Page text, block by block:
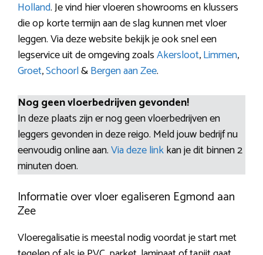
Holland. Je vind hier vloeren showrooms en klussers
die op korte termijn aan de slag kunnen met vloer
leggen. Via deze website bekijk je ook snel een
legservice uit de omgeving zoalsAkersloot,Limmen,
Groet,Schoorl&Bergen aan Zee.
Nog geen vloerbedrijven gevonden!
In deze plaats zijn er nog geen vloerbedrijven en
leggers gevonden in deze reigo. Meld jouw bedrijf nu
eenvoudig online aan.Via deze linkkan je dit binnen 2
minuten doen.
Informatie over vloer egaliseren Egmond aan
Zee
Vloeregalisatie is meestal nodig voordat je start met